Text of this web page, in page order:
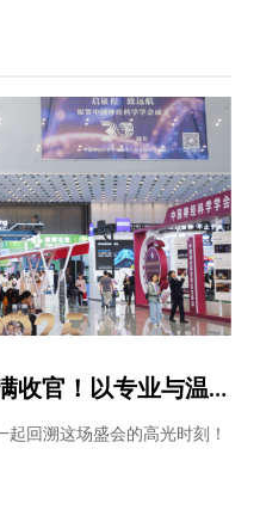
收官！以专业与温
索神经科学前沿！
回溯这场盛会的高光时刻！